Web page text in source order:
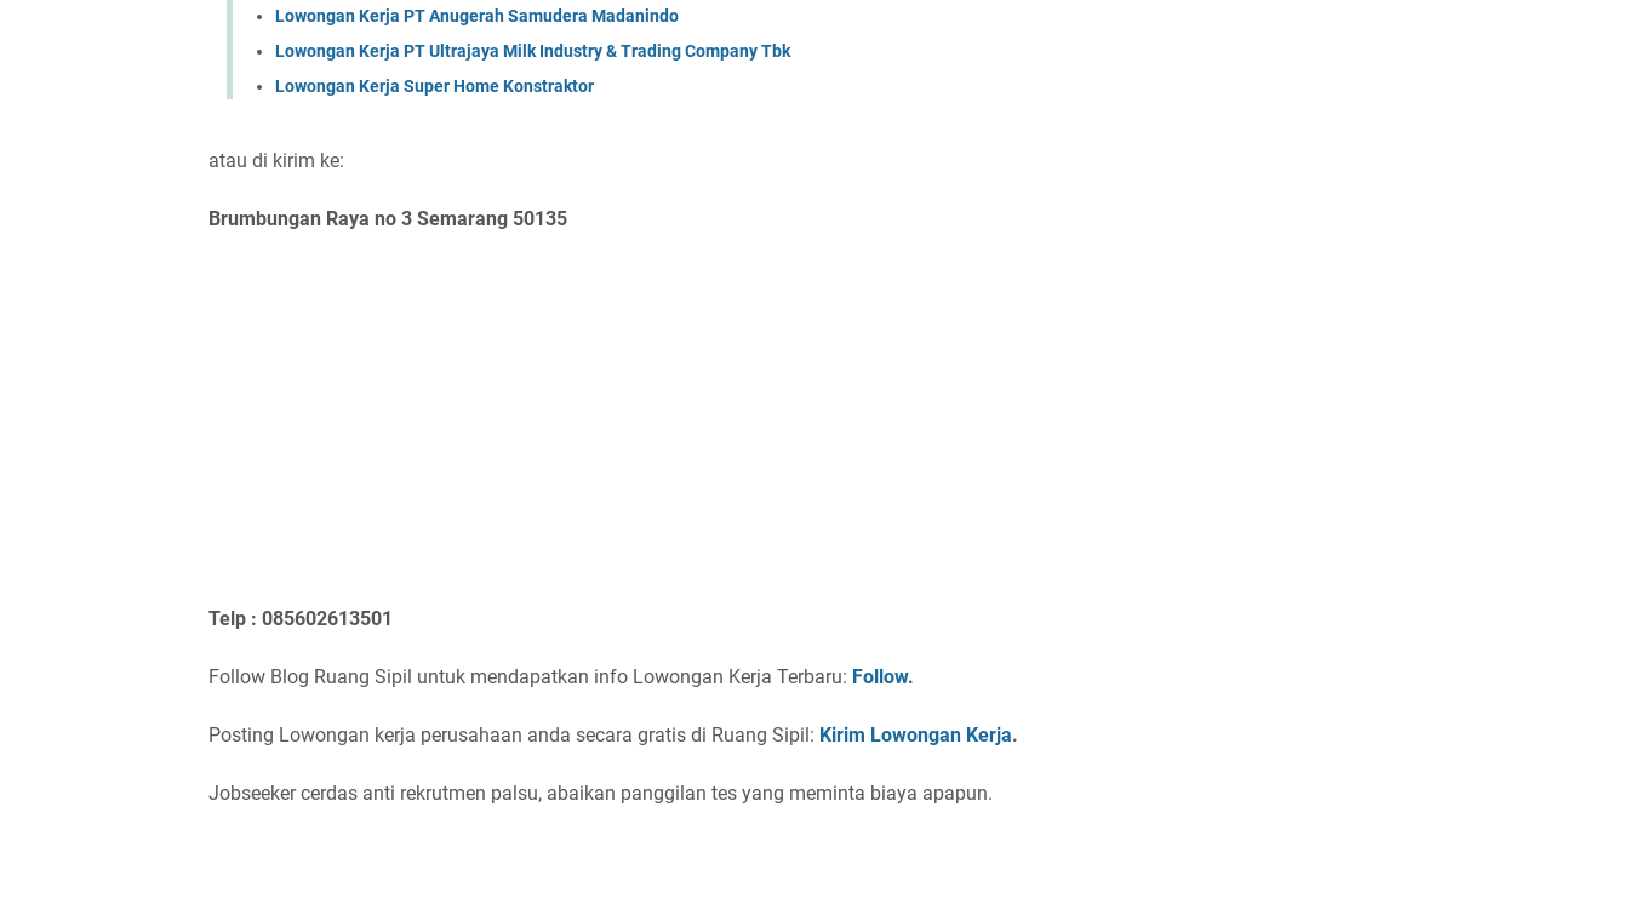
Lowongan Kerja PT Anugerah Samudera Madanindo
Lowongan Kerja PT Ultrajaya Milk Industry & Trading Company Tbk
Lowongan Kerja Super Home Konstraktor
atau di kirim ke:
Brumbungan Raya no 3 Semarang 50135
Telp : 085602613501
Follow Blog Ruang Sipil untuk mendapatkan info Lowongan Kerja Terbaru: Follow.
Posting Lowongan kerja perusahaan anda secara gratis di Ruang Sipil: Kirim Lowongan Kerja.
Jobseeker cerdas anti rekrutmen palsu, abaikan panggilan tes yang meminta biaya apapun.